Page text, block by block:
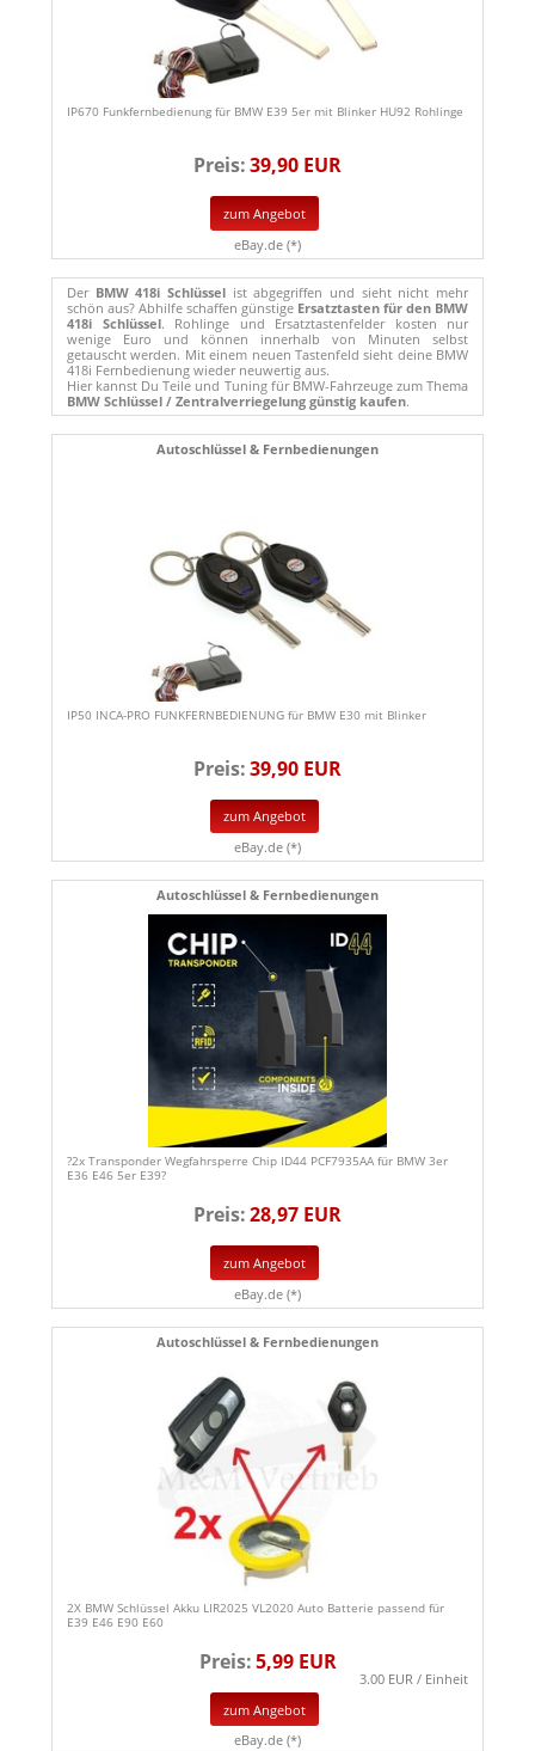
IP670 Funkfernbedienung für BMW E39 5er mit Blinker HU92 Rohlinge
Preis:39,90 EUR
zum Angebot
eBay.de (*)
Der BMW 418i Schlüssel ist abgegriffen und sieht nicht mehr
schön aus? Abhilfe schaffen günstige Ersatztasten für den BMW
418i Schlüssel. Rohlinge und Ersatztastenfelder kosten nur
wenige Euro und können innerhalb von Minuten selbst
getauscht werden. Mit einem neuen Tastenfeld sieht deine BMW
418i Fernbedienung wieder neuwertig aus.
Hier kannst Du Teile und Tuning für BMW-Fahrzeuge zum Thema
BMW Schlüssel / Zentralverriegelung günstig kaufen.
Autoschlüssel & Fernbedienungen
IP50 INCA-PRO FUNKFERNBEDIENUNG für BMW E30 mit Blinker
Preis:39,90 EUR
zum Angebot
eBay.de (*)
Autoschlüssel & Fernbedienungen
?2x Transponder Wegfahrsperre Chip ID44 PCF7935AA für BMW 3er
E36 E46 5er E39?
Preis:28,97 EUR
zum Angebot
eBay.de (*)
Autoschlüssel & Fernbedienungen
2X BMW Schlüssel Akku LIR2025 VL2020 Auto Batterie passend für
E39 E46 E90 E60
Preis:5,99 EUR
3.00 EUR / Einheit
zum Angebot
eBay.de (*)